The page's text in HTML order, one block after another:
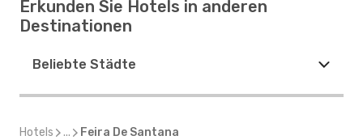
Erkunden Sie Hotels in anderen
Destinationen
Beliebte Städte
Hotels ... Feira De Santana